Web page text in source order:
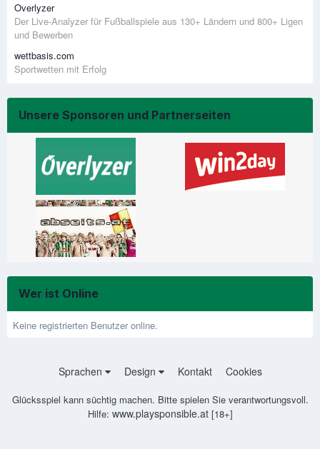
Overlyzer
Der Live-Analyzer für Fußballspiele aus 130+ Ländern und 800+ Ligen
und Bewerben
wettbasis.com
Sportwetten mit Erfolg
Unsere Sponsoren und Partnerseiten
Wer ist Online
Keine registrierten Benutzer online.
Sprachen Design Kontakt Cookies
Glücksspiel kann süchtig machen. Bitte spielen Sie verantwortungsvoll.
Hilfe: www.playsponsible.at[18+]